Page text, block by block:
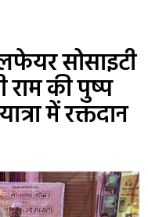
सोसाइटी
राम की पुष्प
में रक्तदान